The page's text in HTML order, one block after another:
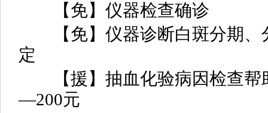
【免】仪器检查确诊
【免】仪器诊断白斑分期、
定
【援】抽血化验病因检查帮
—200元